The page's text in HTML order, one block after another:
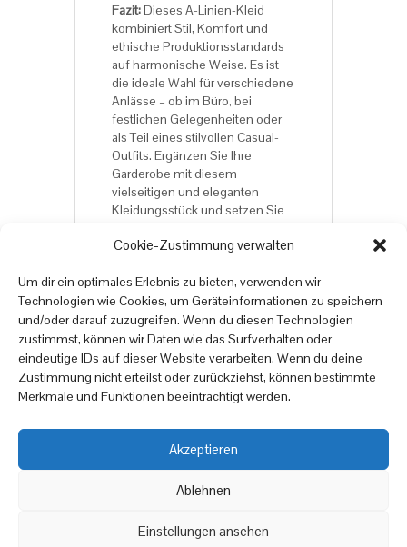
Cookie-Zustimmung verwalten
Um dir ein optimales Erlebnis zu bieten, verwenden wir
Technologien wie Cookies, um Geräteinformationen zu speichern
und/oder darauf zuzugreifen. Wenn du diesen Technologien
zustimmst, können wir Daten wie das Surfverhalten oder
eindeutige IDs auf dieser Website verarbeiten. Wenn du deine
Zustimmung nicht erteilst oder zurückziehst, können bestimmte
Merkmale und Funktionen beeinträchtigt werden.
Akzeptieren
Ablehnen
Einstellungen ansehen
Fazit:Dieses A-Linien-Kleid
kombiniert Stil, Komfort und
ethische Produktionsstandards
auf harmonische Weise. Es ist
die ideale Wahl für verschiedene
Anlässe – ob im Büro, bei
festlichen Gelegenheiten oder
als Teil eines stilvollen Casual-
Outfits. Ergänzen Sie Ihre
Garderobe mit diesem
vielseitigen und eleganten
Kleidungsstück und setzen Sie
Jetzt bestellen und ein
unverwechselbares Design
genießen!
*Fashiondesign by Torben
Kreibiehl